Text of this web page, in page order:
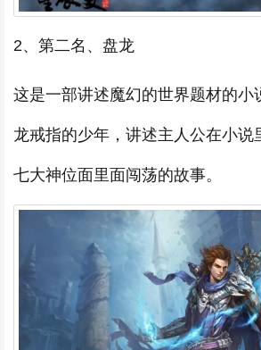
2、第二名、盘龙
这是一部讲述魔幻的世界题材的小
龙戒指的少年，讲述主人公在小说
七大神位面里面闯荡的故事。